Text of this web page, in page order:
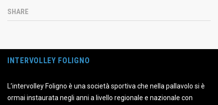
SHARE
INTERVOLLEY FOLIGNO
L’intervolley Foligno è una società sportiva che nella pallavolo si è
ormai instaurata negli anni a livello regionale e nazionale con